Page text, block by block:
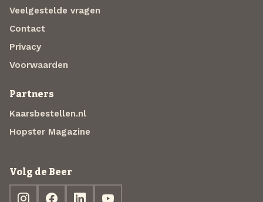
Veelgestelde vragen
Contact
Privacy
Voorwaarden
Partners
Kaarsbestellen.nl
Hopster Magazine
Volg de Beer